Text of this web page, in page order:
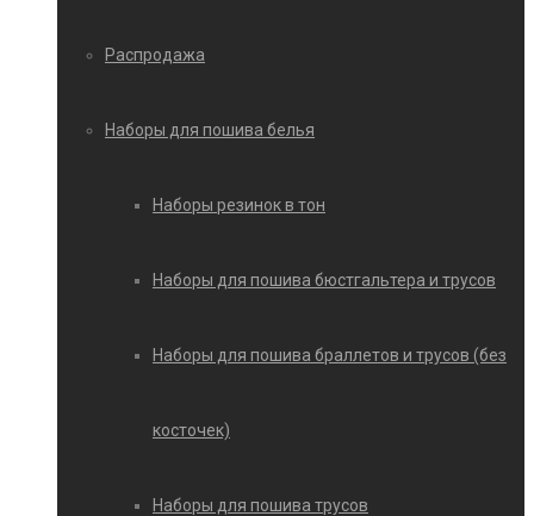
Распродажа
Наборы для пошива белья
Наборы резинок в тон
Наборы для пошива бюстгальтера и трусов
Наборы для пошива браллетов и трусов (без
косточек)
Наборы для пошива трусов